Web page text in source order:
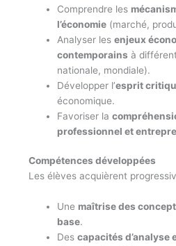
Comprendre les
l’économie(marché,
Analyser les enjeux
contemporains à
nationale, mondiale).
Développer l’esprit
économique.
Favoriser la
professionnel et
Compétences développées
Les élèves acquièrent
Une maîtrise des
base.
Des capacités d’analyse